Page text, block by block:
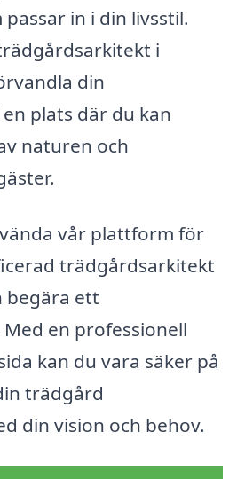
in i din livsstil.
i
din
plats där du kan
naturen och
vår plattform för
trädgårdsarkitekt
begära ett
en professionell
kan du vara säker på
trädgård
din vision och behov.